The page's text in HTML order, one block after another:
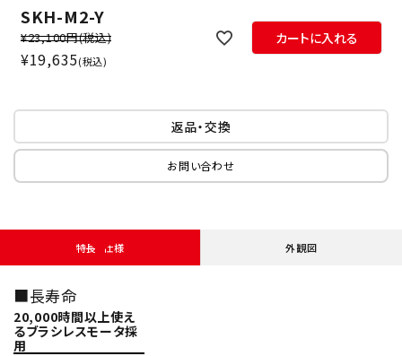
SKH-M2-Y
¥23,100円(税込)
¥19,635 税込
カートに入れる
返品・交換
お問い合わせ
特長・仕様 外観図
■長寿命
20,000時間以上使え
るブラシレスモータ採
用